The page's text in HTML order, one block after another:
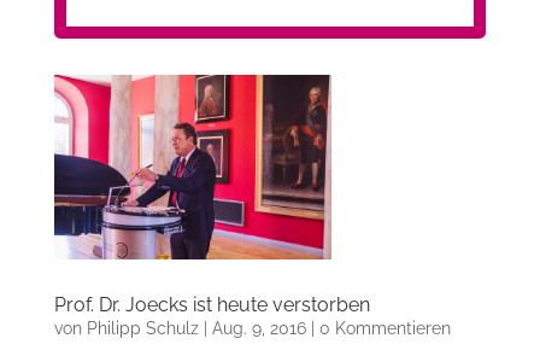
Prof. Dr. Joecks ist heute verstorben
von Philipp Schulz| Aug. 9, 2016| 0 Kommentieren